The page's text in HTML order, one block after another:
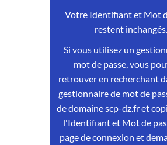
Votre Identifiant et Mot
restent inchangés.
Si vous utilisez un
mot de passe, vous
retrouver en recherchant
gestionnaire de mot de
de domaine scp-dz.fr et
l'Identifiant et Mot de
page de connexion et